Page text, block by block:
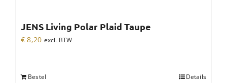
JENS Living Polar Plaid Taupe
€ 8,20 excl. BTW
Bestel Details